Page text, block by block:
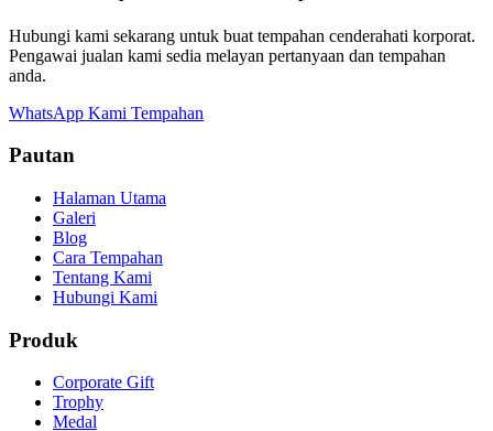
Hubungi kami sekarang untuk buat tempahan cenderahati korporat.
Pengawai jualan kami sedia melayan pertanyaan dan tempahan
anda.
WhatsApp Kami Tempahan
Pautan
Halaman Utama
Galeri
Blog
Cara Tempahan
Tentang Kami
Hubungi Kami
Produk
Corporate Gift
Trophy
Medal